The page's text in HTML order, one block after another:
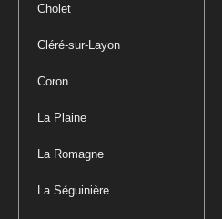
Cholet
Cléré-sur-Layon
Coron
La Plaine
La Romagne
La Séguinière